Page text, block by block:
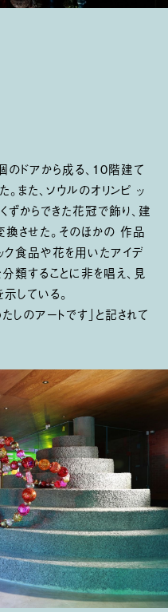
ドアから成る、10階建て
また、ソウルのオリンピ ッ
ずからできた花冠で飾り、建
換させた。そのほかの 作品
ク食品や花を用いたアイデ
類することに非を唱え、見
している。
しのアートです」と記されて